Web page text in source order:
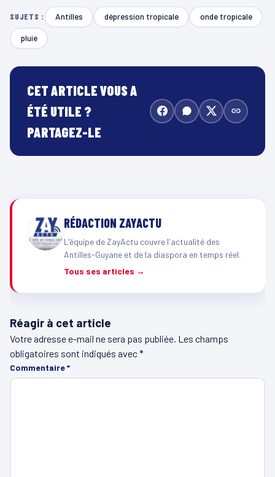
SUJETS : Antilles dépression tropicale onde tropicale
pluie
CET ARTICLE VOUS A
ÉTÉ UTILE ?
PARTAGEZ-LE
RÉDACTION ZAYACTU
L'équipe de ZayActu couvre l'actualité des
Antilles-Guyane et de la diaspora en temps réel.
Tous ses articles →
Réagir à cet article
Votre adresse e-mail ne sera pas publiée. Les champs
obligatoires sont indiqués avec*
Commentaire*